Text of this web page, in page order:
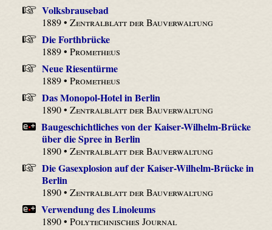
Volksbrausebad
1889 •Zentralblatt der Bauverwaltung
Die Forthbrücke
1889 •Prometheus
Neue Riesentürme
1889 •Prometheus
Das Monopol-Hotel in Berlin
1890 •Zentralblatt der Bauverwaltung
Baugeschichtliches von der Kaiser-Wilhelm-Brücke
über die Spree in Berlin
1890 •Zentralblatt der Bauverwaltung
Die Gasexplosion auf der Kaiser-Wilhelm-Brücke in
Berlin
1890 •Zentralblatt der Bauverwaltung
Verwendung des Linoleums
1890 •Polytechnisches Journal